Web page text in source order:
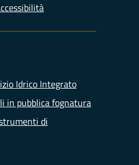
Idrico Integrato
in pubblica fognatura
di